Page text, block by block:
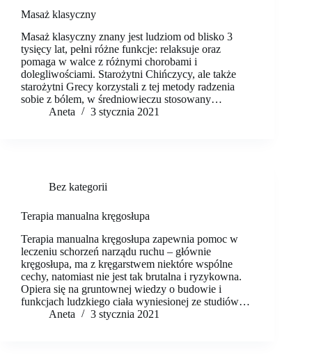
Masaż klasyczny
Masaż klasyczny znany jest ludziom od blisko 3
tysięcy lat, pełni różne funkcje: relaksuje oraz
pomaga w walce z różnymi chorobami i
dolegliwościami. Starożytni Chińczycy, ale także
starożytni Grecy korzystali z tej metody radzenia
sobie z bólem, w średniowieczu stosowany…
Aneta
3 stycznia 2021
Bez kategorii
Terapia manualna kręgosłupa
Terapia manualna kręgosłupa zapewnia pomoc w
leczeniu schorzeń narządu ruchu – głównie
kręgosłupa, ma z kręgarstwem niektóre wspólne
cechy, natomiast nie jest tak brutalna i ryzykowna.
Opiera się na gruntownej wiedzy o budowie i
funkcjach ludzkiego ciała wyniesionej ze studiów…
Aneta
3 stycznia 2021